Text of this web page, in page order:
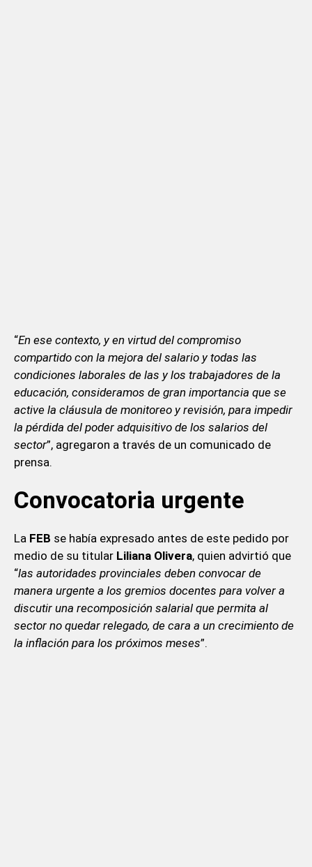
“En ese contexto, y en virtud del compromiso
compartido con la mejora del salario y todas las
condiciones laborales de las y los trabajadores de la
educación, consideramos de gran importancia que se
active la cláusula de monitoreo y revisión, para impedir
la pérdida del poder adquisitivo de los salarios del
sector”, agregaron a través de un comunicado de
prensa.
Convocatoria urgente
La FEB se había expresado antes de este pedido por
medio de su titular Liliana Olivera, quien advirtió que
“las autoridades provinciales deben convocar de
manera urgente a los gremios docentes para volver a
discutir una recomposición salarial que permita al
sector no quedar relegado, de cara a un crecimiento de
la inflación para los próximos meses”.